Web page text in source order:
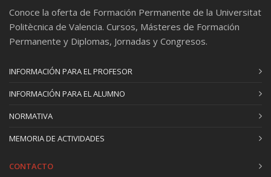
Conoce la oferta de Formación Permanente de la Universitat
Politècnica de Valencia. Cursos, Másteres de Formación
Permanente y Diplomas, Jornadas y Congresos.
INFORMACIÓN PARA EL PROFESOR
INFORMACIÓN PARA EL ALUMNO
NORMATIVA
MEMORIA DE ACTIVIDADES
CONTACTO